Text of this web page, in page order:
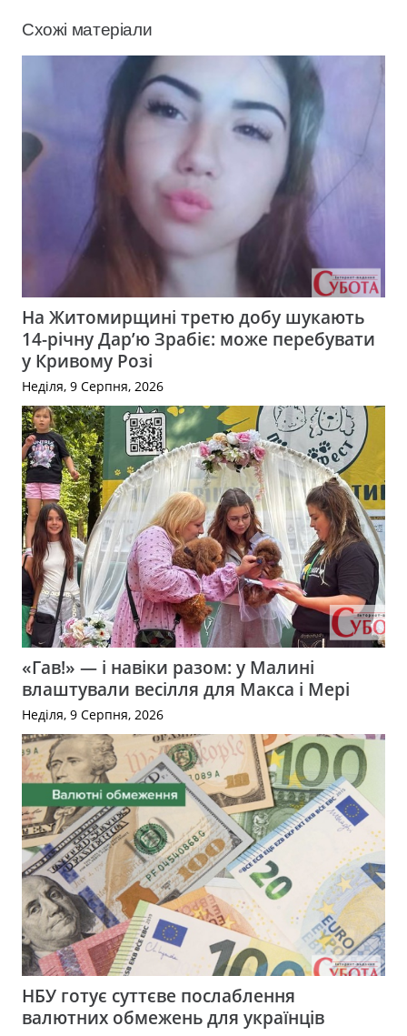
Схожі матеріали
На Житомирщині третю добу шукають
14-річну Дар’ю Зрабіє: може перебувати
у Кривому Розі
Неділя, 9 Серпня, 2026
«Гав!» — і навіки разом: у Малині
влаштували весілля для Макса і Мері
Неділя, 9 Серпня, 2026
НБУ готує суттєве послаблення
валютних обмежень для українців